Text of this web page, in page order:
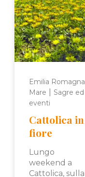
Emilia Romagna
Mare
Sagre ed
eventi
Cattolica in
fiore
Lungo
weekend a
Cattolica, sulla